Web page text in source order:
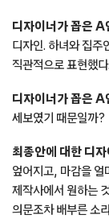
디자이너가 꼽은 A
디자인. 하녀와 집주
직관적으로 표현했다.
디자이너가 꼽은 A
세보였기 때문일까?
최종안에 대한 디자
엎어지고, 마감을 얼
제작사에서 원하는
의문조차 배부른 소